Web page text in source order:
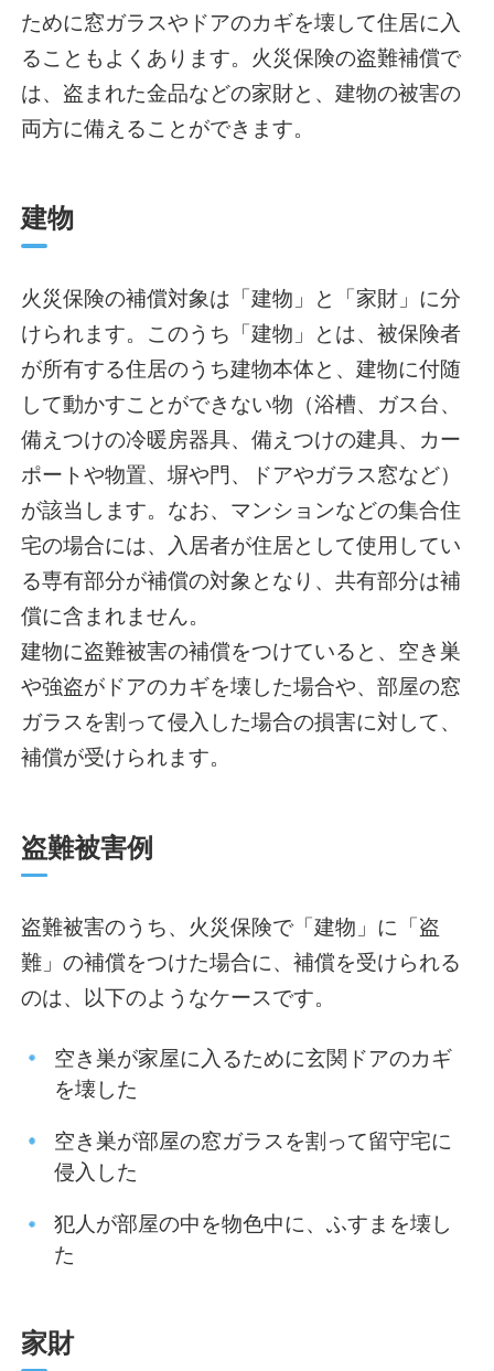
ために窓ガラスやドアのカギを壊して住居に入
ることもよくあります。火災保険の盗難補償で
は、盗まれた金品などの家財と、建物の被害の
両方に備えることができます。
建物
火災保険の補償対象は「建物」と「家財」に分
けられます。このうち「建物」とは、被保険者
が所有する住居のうち建物本体と、建物に付随
して動かすことができない物（浴槽、ガス台、
備えつけの冷暖房器具、備えつけの建具、カー
ポートや物置、塀や門、ドアやガラス窓など）
が該当します。なお、マンションなどの集合住
宅の場合には、入居者が住居として使用してい
る専有部分が補償の対象となり、共有部分は補
償に含まれません。
建物に盗難被害の補償をつけていると、空き巣
や強盗がドアのカギを壊した場合や、部屋の窓
ガラスを割って侵入した場合の損害に対して、
補償が受けられます。
盗難被害例
盗難被害のうち、火災保険で「建物」に「盗
難」の補償をつけた場合に、補償を受けられる
のは、以下のようなケースです。
空き巣が家屋に入るために玄関ドアのカギ
を壊した
空き巣が部屋の窓ガラスを割って留守宅に
侵入した
犯人が部屋の中を物色中に、ふすまを壊し
た
家財